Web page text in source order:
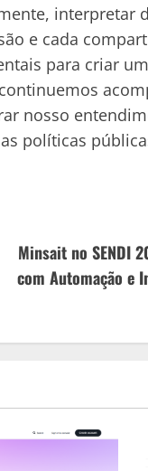
interpretar
e cada
para criar
nosso
políticas
Minsait no SENDI
com Automação e